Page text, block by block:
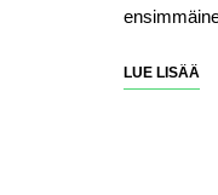
LUE LISÄÄ